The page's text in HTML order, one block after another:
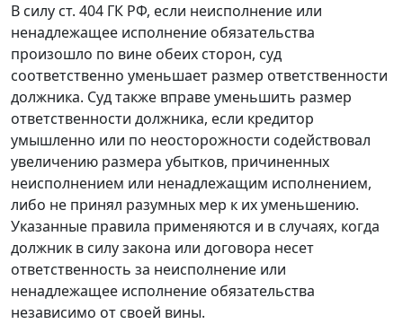
В силу ст. 404 ГК РФ, если неисполнение или
ненадлежащее исполнение обязательства
произошло по вине обеих сторон, суд
соответственно уменьшает размер ответственности
должника. Суд также вправе уменьшить размер
ответственности должника, если кредитор
умышленно или по неосторожности содействовал
увеличению размера убытков, причиненных
неисполнением или ненадлежащим исполнением,
либо не принял разумных мер к их уменьшению.
Указанные правила применяются и в случаях, когда
должник в силу закона или договора несет
ответственность за неисполнение или
ненадлежащее исполнение обязательства
независимо от своей вины.